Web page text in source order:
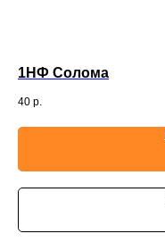
1НФ Солома
40 р.